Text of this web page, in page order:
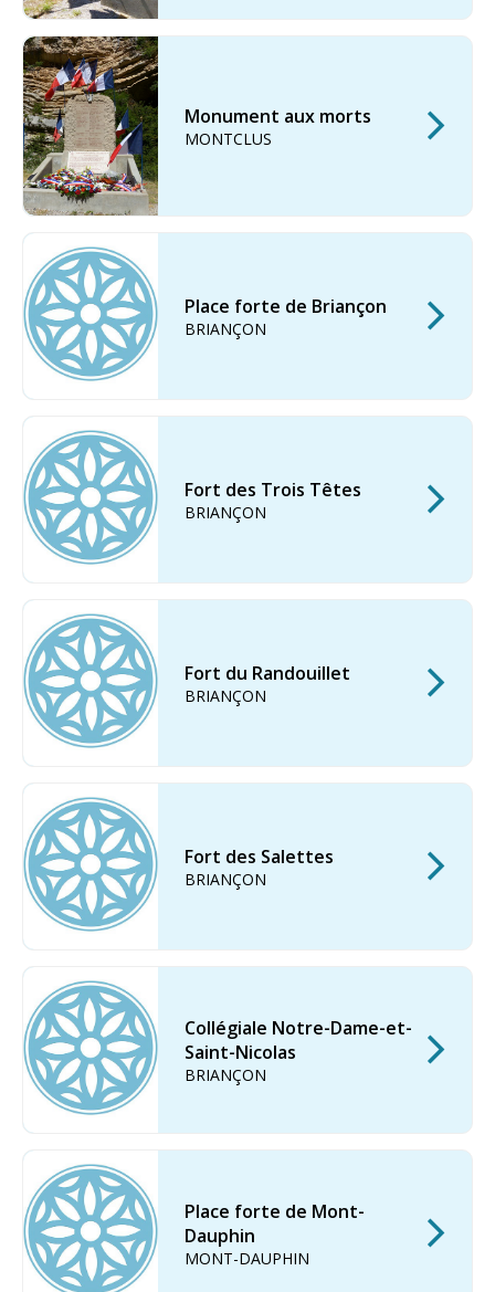
Monument aux morts
MONTCLUS
Place forte de Briançon
BRIANÇON
Fort des Trois Têtes
BRIANÇON
Fort du Randouillet
BRIANÇON
Fort des Salettes
BRIANÇON
Collégiale Notre-Dame-et-
Saint-Nicolas
BRIANÇON
Place forte de Mont-
Dauphin
MONT-DAUPHIN